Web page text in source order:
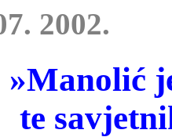
2002.
»Manolić
te